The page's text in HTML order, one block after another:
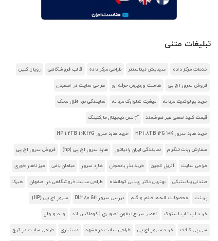
تبلیغات متنی
خدمات مرکز داده سرمایش دیتاسنتر طراحی مرکز داده قالب فروشگاهی رویال کنین
فروش سرور اچ پی هاست وردپرس حرفه ای طراحی سایت در اصفهان
خرید پولوشرت مردانه تیشرت شلوارک مردانه نمایندگی نرم افزار محک
قیمت کلید لمسی غیر هوشمند آژانس دیجیتال مارکتینگ
خرید هارد سرور HP 1.8TB 12G 10K خرید هارد سرور HP 1.2TB 10K 12G
سفارش ربات تلگرام نمایندگی ایران رادیاتور هارد سرور اچ پی (hp) فروش سرور اچ پی
طراحی سایت آنریل انجین خرید بذر بادمجان هارد سرور مبلمان باغی میز ناهار خوری
صندلی پلاستیکی بهترین دکتر زیبایی کرمانشاه طراحی سایت فروشگاهی در اصفهان هیرکا
پرینت محصولات انیمه، فیلم و گیم بررسی سرور DL380 G11 سرور اچ پی (HP)
خرید لپ تاپ استوک تعمیر سریع آیفون تصویری | کوماکس لند ویدیو وال
سی پی کالاف خرید سرور اچ پی طراحی سایت در مشهد دستیاری طراحی سایت در کرج